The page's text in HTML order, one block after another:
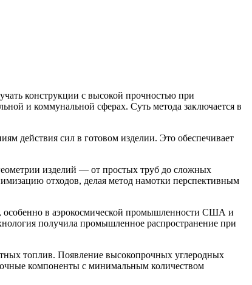
конструкции с высокой прочностью при
и коммунальной сферах. Суть метода заключается в
действия сил в готовом изделии. Это обеспечивает
изделий — от простых труб до сложных
отходов, делая метод намотки перспективным
особенно в аэрокосмической промышленности США и
получила промышленное распространение при
топлив. Появление высокопрочных углеродных
компоненты с минимальным количеством